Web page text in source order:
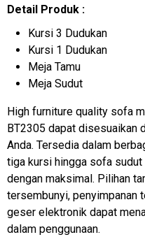
Detail Produk :
Kursi 3 Dudukan
Kursi 1 Dudukan
Meja Tamu
Meja Sudut
High furniture quality sofa
BT2305 dapat disesuaikan
Anda. Tersedia dalam
tiga kursi hingga sofa sudut
dengan maksimal. Pilihan
tersembunyi, penyimpanan
geser elektronik dapat
dalam penggunaan.